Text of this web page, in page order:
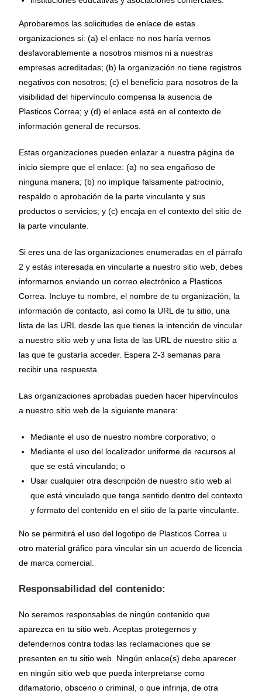
Aprobaremos las solicitudes de enlace de estas
organizaciones si: (a) el enlace no nos haría vernos
desfavorablemente a nosotros mismos ni a nuestras
empresas acreditadas; (b) la organización no tiene registros
negativos con nosotros; (c) el beneficio para nosotros de la
visibilidad del hipervínculo compensa la ausencia de
Plasticos Correa; y (d) el enlace está en el contexto de
información general de recursos.
Estas organizaciones pueden enlazar a nuestra página de
inicio siempre que el enlace: (a) no sea engañoso de
ninguna manera; (b) no implique falsamente patrocinio,
respaldo o aprobación de la parte vinculante y sus
productos o servicios; y (c) encaja en el contexto del sitio de
la parte vinculante.
Si eres una de las organizaciones enumeradas en el párrafo
2 y estás interesada en vincularte a nuestro sitio web, debes
informarnos enviando un correo electrónico a Plasticos
Correa. Incluye tu nombre, el nombre de tu organización, la
información de contacto, así como la URL de tu sitio, una
lista de las URL desde las que tienes la intención de vincular
a nuestro sitio web y una lista de las URL de nuestro sitio a
las que te gustaría acceder. Espera 2-3 semanas para
recibir una respuesta.
Las organizaciones aprobadas pueden hacer hipervínculos
a nuestro sitio web de la siguiente manera:
Mediante el uso de nuestro nombre corporativo; o
Mediante el uso del localizador uniforme de recursos al
que se está vinculando; o
Usar cualquier otra descripción de nuestro sitio web al
que está vinculado que tenga sentido dentro del contexto
y formato del contenido en el sitio de la parte vinculante.
No se permitirá el uso del logotipo de Plasticos Correa u
otro material gráfico para vincular sin un acuerdo de licencia
de marca comercial.
Responsabilidad del contenido:
No seremos responsables de ningún contenido que
aparezca en tu sitio web. Aceptas protegernos y
defendernos contra todas las reclamaciones que se
presenten en tu sitio web. Ningún enlace(s) debe aparecer
en ningún sitio web que pueda interpretarse como
difamatorio, obsceno o criminal, o que infrinja, de otra